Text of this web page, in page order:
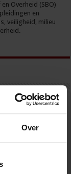
Over
Overheid (SBO)
en
veiligheid, milieu